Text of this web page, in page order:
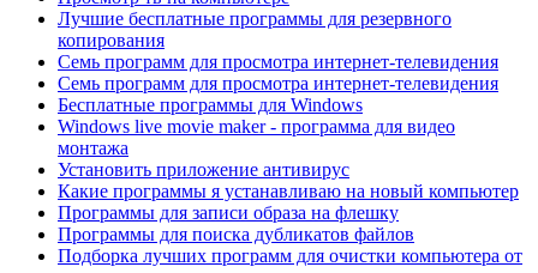
Лучшие бесплатные программы для резервного
копирования
Семь программ для просмотра интернет-телевидения
Семь программ для просмотра интернет-телевидения
Бесплатные программы для Windows
Windows live movie maker - программа для видео
монтажа
Установить приложение антивирус
Какие программы я устанавливаю на новый компьютер
Программы для записи образа на флешку
Программы для поиска дубликатов файлов
Подборка лучших программ для очистки компьютера от